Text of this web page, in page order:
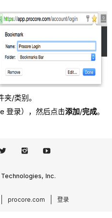
夹/类别。
登录），然后点击添加/完成。
Inc.
procore.com 登录